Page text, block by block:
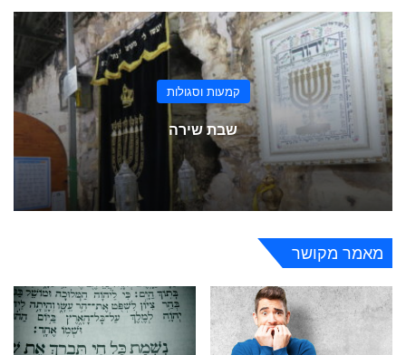
קמעות וסגולות
שבת שירה
מאמר מקושר